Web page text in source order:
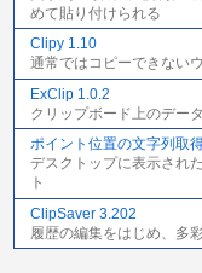
めて貼り付けられる
Clipy 1.10
通常ではコピーできない
ExClip 1.0.2
クリップボード上のデー
ポイント位置の文字列取
デスクトップに表示され
ト
ClipSaver 3.202
履歴の編集をはじめ、多